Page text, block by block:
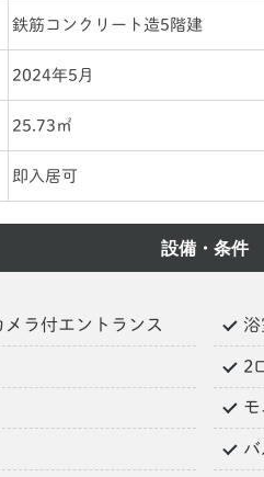
鉄筋コンクリート造5階建
2024年5月
25.73㎡
即入居可
設備・条件
ラ付エントランス
2